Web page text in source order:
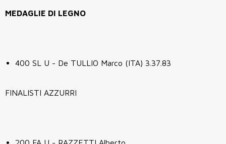
MEDAGLIE DI LEGNO
400 SL U - De TULLIO Marco (ITA) 3.37.83
FINALISTI AZZURRI